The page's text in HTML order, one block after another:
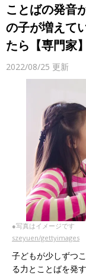
ことばの発音
の子が増えて
たら【専門家】
2022/08/25 更新
●写真はイメージです
szeyuen/gettyimages
子どもが少しずつ
る力とことばを発